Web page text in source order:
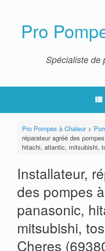
Pro
Spécialiste de
Pro Pompes à Chaleur>
réparateur agréé des
hitachi, atlantic, mitsubishi,
Installateur,
des pompes
panasonic,
mitsubishi,
Cheres